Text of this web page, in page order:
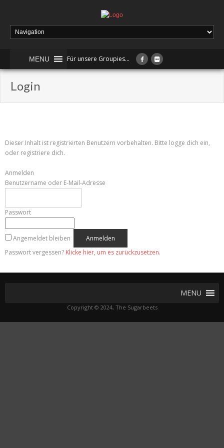
MENU Für unsere Groupies...
Login
Dieser Inhalt ist registrierten Benutzern vorbehalten. Bitte logge dich ein,
oder registriere dich.
Anmelden
Benutzername oder E-Mail-Adresse
Passwort
Angemeldet bleiben
Passwort vergessen? Klicke hier, um es zurückzusetzen.
MENU
Copyright © 2024, The Sugarbeets